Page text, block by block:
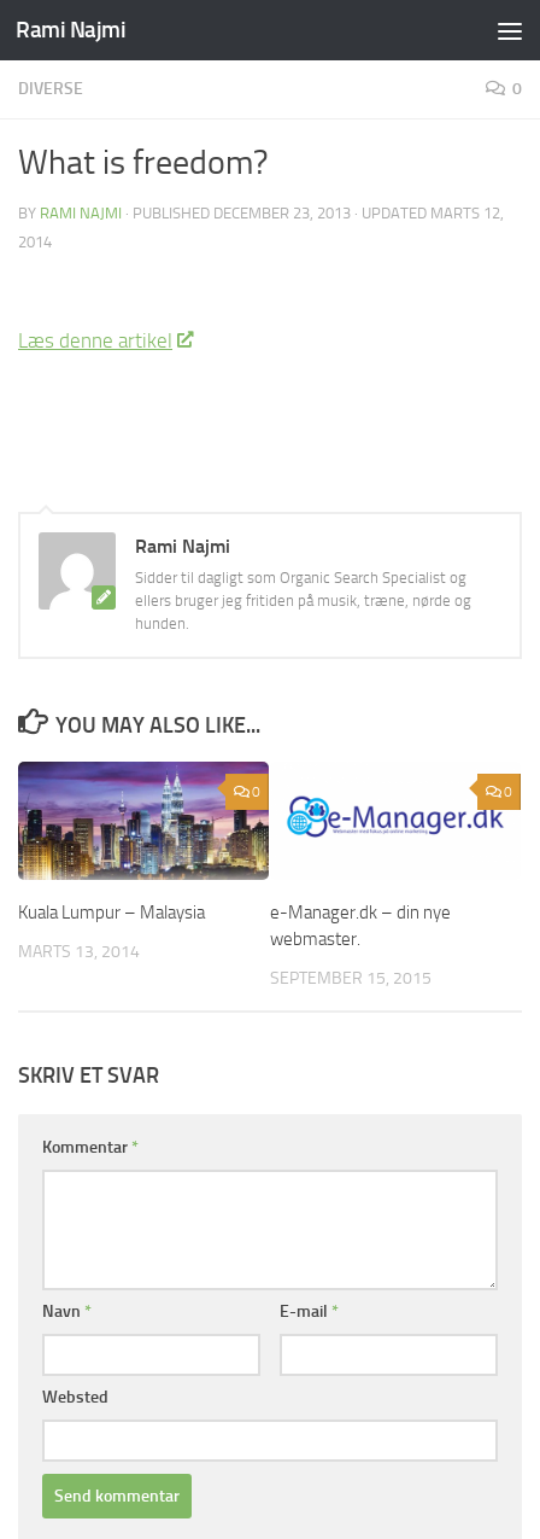
Skip to content
Rami Najmi
DIVERSE 0
What is freedom?
BY RAMI NAJMI · PUBLISHED DECEMBER 23, 2013 · UPDATED MARTS 12,
2014
Læs denne artikel
Rami Najmi
Sidder til dagligt som Organic Search Specialist og
ellers bruger jeg fritiden på musik, træne, nørde og
hunden.
YOU MAY ALSO LIKE...
0
Kuala Lumpur – Malaysia
MARTS 13, 2014
0
e-Manager.dk – din nye
webmaster.
SEPTEMBER 15, 2015
SKRIV ET SVAR
Kommentar *
Navn * E-mail *
Websted